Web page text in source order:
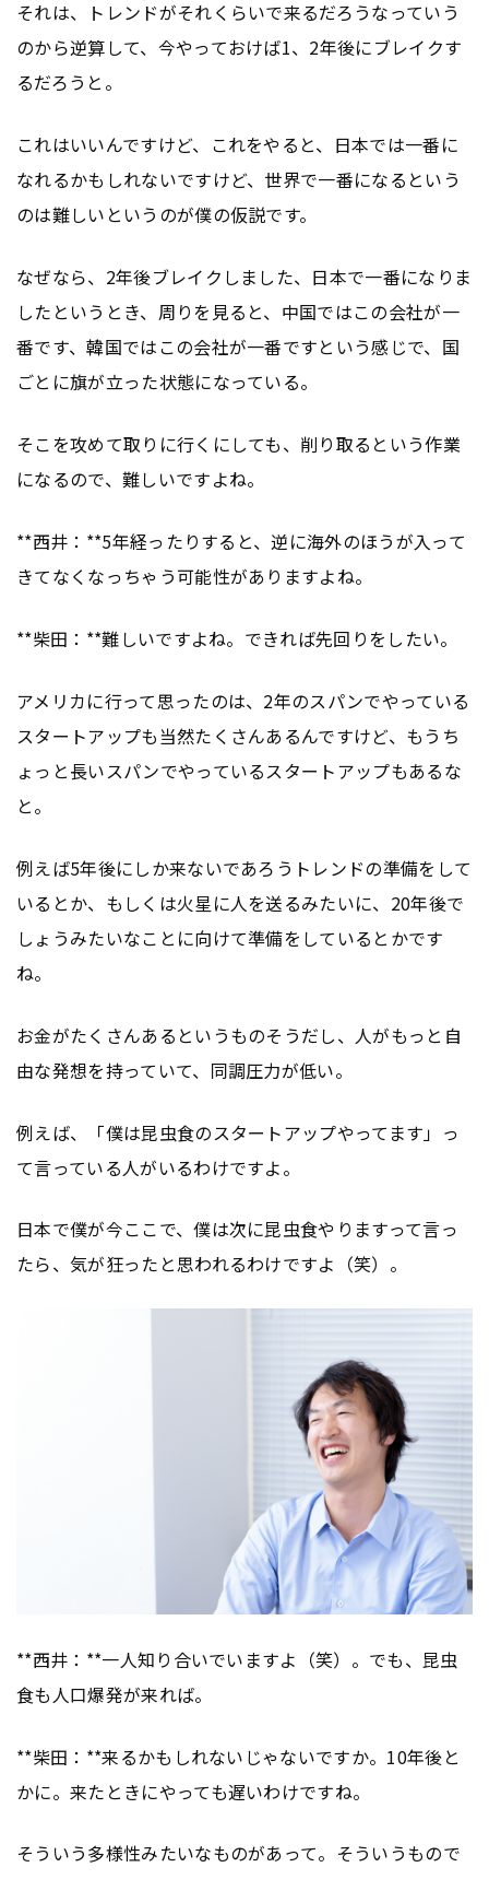
それは、トレンドがそれくらいで来るだろうなっていう
のから逆算して、今やっておけば1、2年後にブレイクす
るだろうと。
これはいいんですけど、これをやると、日本では一番に
なれるかもしれないですけど、世界で一番になるという
のは難しいというのが僕の仮説です。
なぜなら、2年後ブレイクしました、日本で一番になりま
したというとき、周りを見ると、中国ではこの会社が一
番です、韓国ではこの会社が一番ですという感じで、国
ごとに旗が立った状態になっている。
そこを攻めて取りに行くにしても、削り取るという作業
になるので、難しいですよね。
**西井：**5年経ったりすると、逆に海外のほうが入って
きてなくなっちゃう可能性がありますよね。
**柴田：**難しいですよね。できれば先回りをしたい。
アメリカに行って思ったのは、2年のスパンでやっている
スタートアップも当然たくさんあるんですけど、もうち
ょっと長いスパンでやっているスタートアップもあるな
と。
例えば5年後にしか来ないであろうトレンドの準備をして
いるとか、もしくは火星に人を送るみたいに、20年後で
しょうみたいなことに向けて準備をしているとかです
ね。
お金がたくさんあるというものそうだし、人がもっと自
由な発想を持っていて、同調圧力が低い。
例えば、「僕は昆虫食のスタートアップやってます」っ
て言っている人がいるわけですよ。
日本で僕が今ここで、僕は次に昆虫食やりますって言っ
たら、気が狂ったと思われるわけですよ（笑）。
**西井：**一人知り合いでいますよ（笑）。でも、昆虫
食も人口爆発が来れば。
**柴田：**来るかもしれないじゃないですか。10年後と
かに。来たときにやっても遅いわけですね。
そういう多様性みたいなものがあって。そういうもので